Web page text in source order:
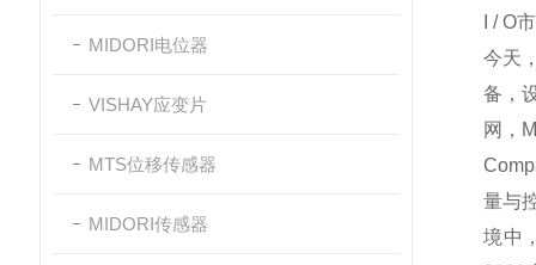
MIDORI电位器
VISHAY应变片
MTS位移传感器
MIDORI传感器
I / O
今天
备，
网，
量与
境中